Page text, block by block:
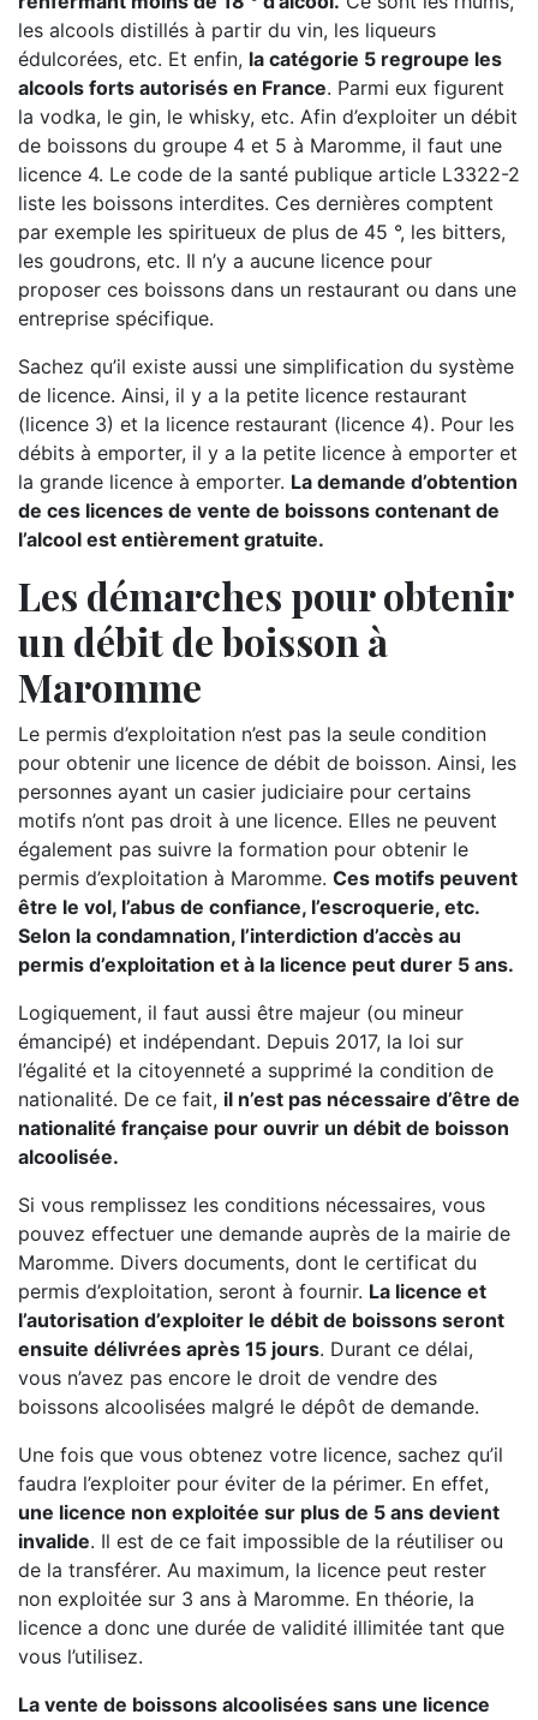
les alcools distillés à partir du vin, les liqueurs
édulcorées, etc. Et enfin, la catégorie 5 regroupe les
alcools forts autorisés en France. Parmi eux figurent
la vodka, le gin, le whisky, etc. Afin d’exploiter un débit
de boissons du groupe 4 et 5 à Maromme, il faut une
licence 4. Le code de la santé publique article L3322-2
liste les boissons interdites. Ces dernières comptent
par exemple les spiritueux de plus de 45 °, les bitters,
les goudrons, etc. Il n’y a aucune licence pour
proposer ces boissons dans un restaurant ou dans une
entreprise spécifique.
Sachez qu’il existe aussi une simplification du système
de licence. Ainsi, il y a la petite licence restaurant
(licence 3) et la licence restaurant (licence 4). Pour les
débits à emporter, il y a la petite licence à emporter et
la grande licence à emporter. La demande d’obtention
de ces licences de vente de boissons contenant de
l’alcool est entièrement gratuite.
Les démarches pour obtenir
un débit de boisson à
Maromme
Le permis d’exploitation n’est pas la seule condition
pour obtenir une licence de débit de boisson. Ainsi, les
personnes ayant un casier judiciaire pour certains
motifs n’ont pas droit à une licence. Elles ne peuvent
également pas suivre la formation pour obtenir le
permis d’exploitation à Maromme. Ces motifs peuvent
être le vol, l’abus de confiance, l’escroquerie, etc.
Selon la condamnation, l’interdiction d’accès au
permis d’exploitation et à la licence peut durer 5 ans.
Logiquement, il faut aussi être majeur (ou mineur
émancipé) et indépendant. Depuis 2017, la loi sur
l’égalité et la citoyenneté a supprimé la condition de
nationalité. De ce fait, il n’est pas nécessaire d’être de
nationalité française pour ouvrir un débit de boisson
alcoolisée.
Si vous remplissez les conditions nécessaires, vous
pouvez effectuer une demande auprès de la mairie de
Maromme. Divers documents, dont le certificat du
permis d’exploitation, seront à fournir. La licence et
l’autorisation d’exploiter le débit de boissons seront
ensuite délivrées après 15 jours. Durant ce délai,
vous n’avez pas encore le droit de vendre des
boissons alcoolisées malgré le dépôt de demande.
Une fois que vous obtenez votre licence, sachez qu’il
faudra l’exploiter pour éviter de la périmer. En effet,
une licence non exploitée sur plus de 5 ans devient
invalide. Il est de ce fait impossible de la réutiliser ou
de la transférer. Au maximum, la licence peut rester
non exploitée sur 3 ans à Maromme. En théorie, la
licence a donc une durée de validité illimitée tant que
vous l’utilisez.
La vente de boissons alcoolisées sans une licence